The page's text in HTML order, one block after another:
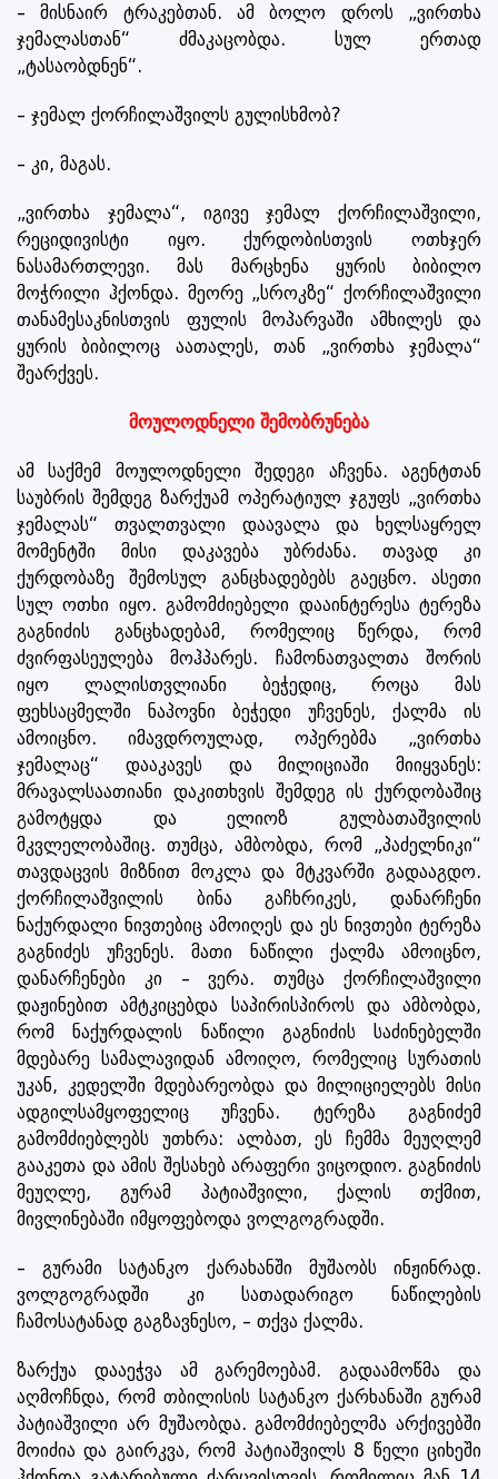
– მისნაირ ტრაკებთან. ამ ბოლო დროს „ვირთხა
ჯემალასთან“ ძმაკაცობდა. სულ ერთად
„ტასაობდნენ“.
– ჯემალ ქორჩილაშვილს გულისხმობ?
– კი, მაგას.
„ვირთხა ჯემალა“, იგივე ჯემალ ქორჩილაშვილი,
რეციდივისტი იყო. ქურდობისთვის ოთხჯერ
ნასამართლევი. მას მარცხენა ყურის ბიბილო
მოჭრილი ჰქონდა. მეორე „სროკზე“ ქორჩილაშვილი
თანამესაკნისთვის ფულის მოპარვაში ამხილეს და
ყურის ბიბილოც აათალეს, თან „ვირთხა ჯემალა“
შეარქვეს.
მოულოდნელი შემობრუნება
ამ საქმემ მოულოდნელი შედეგი აჩვენა. აგენტთან
საუბრის შემდეგ ზარქუამ ოპერატიულ ჯგუფს „ვირთხა
ჯემალას“ თვალთვალი დაავალა და ხელსაყრელ
მომენტში მისი დაკავება უბრძანა. თავად კი
ქურდობაზე შემოსულ განცხადებებს გაეცნო. ასეთი
სულ ოთხი იყო. გამომძიებელი დააინტერესა ტერეზა
გაგნიძის განცხადებამ, რომელიც წერდა, რომ
ძვირფასეულება მოჰპარეს. ჩამონათვალთა შორის
იყო ლალისთვლიანი ბეჭედიც, როცა მას
ფეხსაცმელში ნაპოვნი ბეჭედი უჩვენეს, ქალმა ის
ამოიცნო. იმავდროულად, ოპერებმა „ვირთხა
ჯემალაც“ დააკავეს და მილიციაში მიიყვანეს:
მრავალსაათიანი დაკითხვის შემდეგ ის ქურდობაშიც
გამოტყდა და ელიოზ გულბათაშვილის
მკვლელობაშიც. თუმცა, ამბობდა, რომ „პაძელნიკი“
თავდაცვის მიზნით მოკლა და მტკვარში გადააგდო.
ქორჩილაშვილის ბინა გაჩხრიკეს, დანარჩენი
ნაქურდალი ნივთებიც ამოიღეს და ეს ნივთები ტერეზა
გაგნიძეს უჩვენეს. მათი ნაწილი ქალმა ამოიცნო,
დანარჩენები კი – ვერა. თუმცა ქორჩილაშვილი
დაჟინებით ამტკიცებდა საპირისპიროს და ამბობდა,
რომ ნაქურდალის ნაწილი გაგნიძის საძინებელში
მდებარე სამალავიდან ამოიღო, რომელიც სურათის
უკან, კედელში მდებარეობდა და მილიციელებს მისი
ადგილსამყოფელიც უჩვენა. ტერეზა გაგნიძემ
გამომძიებლებს უთხრა: ალბათ, ეს ჩემმა მეუღლემ
გააკეთა და ამის შესახებ არაფერი ვიცოდიო. გაგნიძის
მეუღლე, გურამ პატიაშვილი, ქალის თქმით,
მივლინებაში იმყოფებოდა ვოლგოგრადში.
– გურამი სატანკო ქარახანში მუშაობს ინჟინრად.
ვოლგოგრადში კი სათადარიგო ნაწილების
ჩამოსატანად გაგზავნესო, – თქვა ქალმა.
ზარქუა დააეჭვა ამ გარემოებამ. გადაამოწმა და
აღმოჩნდა, რომ თბილისის სატანკო ქარხანაში გურამ
პატიაშვილი არ მუშაობდა. გამომძიებელმა არქივებში
მოიძია და გაირკვა, რომ პატიაშვილს 8 წელი ციხეში